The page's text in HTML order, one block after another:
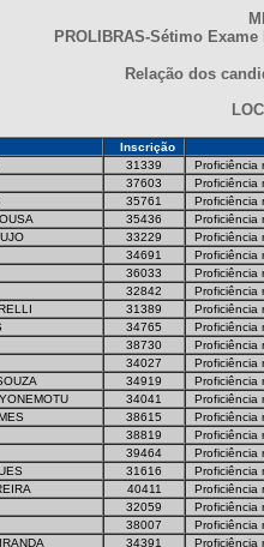
PROLIBRAS-Sétimo
Relação dos
Inscrição
31339
Proficiência
37603
Proficiência
35761
Proficiência
35436
Proficiência
33229
Proficiência
34691
Proficiência
36033
Proficiência
32842
Proficiência
31389
Proficiência
34765
Proficiência
38730
Proficiência
34027
Proficiência
34919
Proficiência
34041
Proficiência
38615
Proficiência
38819
Proficiência
39464
Proficiência
31616
Proficiência
40411
Proficiência
32059
Proficiência
38007
Proficiência
34391
Proficiência